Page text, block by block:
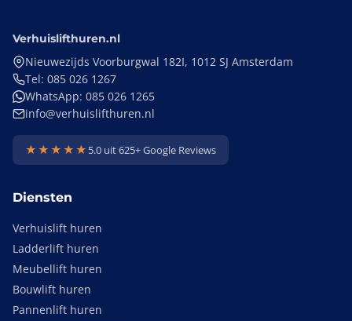
Verhuislifthuren.nl
Nieuwezijds Voorburgwal 182I, 1012 SJ Amsterdam
Tel: 085 026 1267
WhatsApp: 085 026 1265
info@verhuislifthuren.nl
★★★★★ 5.0 uit 625+ Google Reviews
Diensten
Verhuislift huren
Ladderlift huren
Meubellift huren
Bouwlift huren
Pannenlift huren